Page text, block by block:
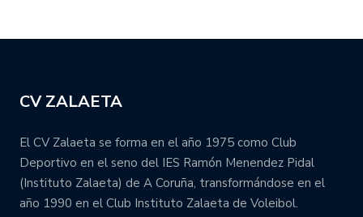
CV ZALAETA
El CV Zalaeta se forma en el año 1975 como Club
Deportivo en el seno del IES Ramón Menendez Pidal
(Instituto Zalaeta) de A Coruña, transformándose en el
año 1990 en el Club Instituto Zalaeta de Voleibol.